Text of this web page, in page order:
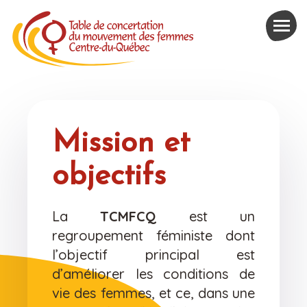
Mission et
objectifs
LaTCMFCQ est un
regroupement féministe dont
l’objectif principal est
d’améliorer les conditions de
vie des femmes, et ce, dans une